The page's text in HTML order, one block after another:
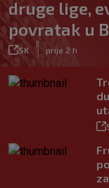
druge lige,
povratak u
SK prije 2 h